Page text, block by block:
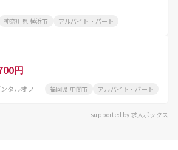
神奈川県 横浜市 アルバイト・パート
円
医療法人社団EJ会 野田デンタルオフィス 福岡県 中間市 アルバイト・パート
supported by 求人ボックス